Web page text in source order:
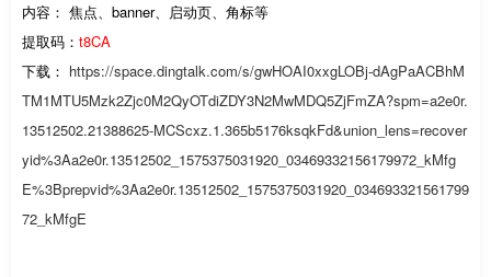
内容： 焦点、banner、启动页、角标等
提取码： t8CA
下载： https://space.dingtalk.com/s/gwHOAI0xxgLOBj-dAgPaACBhM
TM1MTU5Mzk2Zjc0M2QyOTdiZDY3N2MwMDQ5ZjFmZA?spm=a2e0r.
13512502.21388625-MCScxz.1.365b5176ksqkFd&union_lens=recover
yid%3Aa2e0r.13512502_1575375031920_03469332156179972_kMfg
E%3Bprepvid%3Aa2e0r.13512502_1575375031920_034693321561799
72_kMfgE